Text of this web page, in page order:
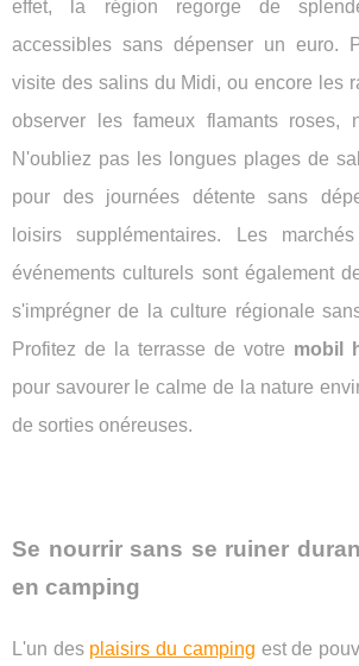
effet, la région regorge de
accessibles sans dépenser un euro.
visite des salins du Midi, ou encore les
observer les fameux flamants roses,
N'oubliez pas les longues plages de
pour des journées détente sans
loisirs supplémentaires. Les
événements culturels sont également
s'imprégner de la culture régionale
Profitez de la terrasse de votre mobil
pour savourer le calme de la nature
de sorties onéreuses.
Se nourrir sans se ruiner
en camping
L'un des plaisirs du camping est de